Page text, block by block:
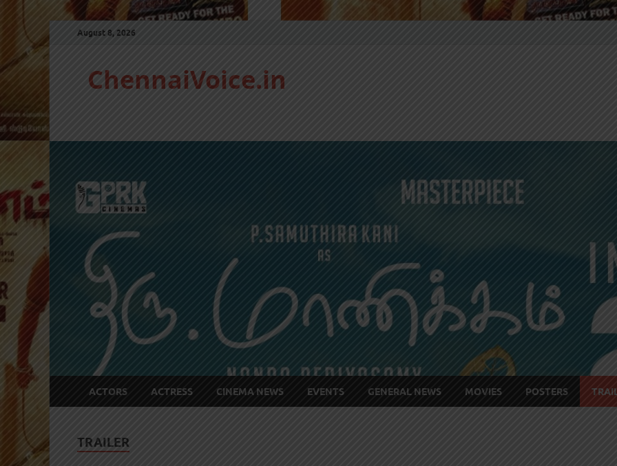
August 8, 2026
ChennaiVoice.in
ACTORS ACTRESS CINEMA NEWS EVENTS GENERAL NEWS MOVIES POSTERS
TRAILER